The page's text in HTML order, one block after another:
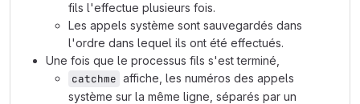
fils l'effectue plusieurs fois.
Les appels système sont sauvegardés dans
l'ordre dans lequel ils ont été effectués.
Une fois que le processus fils s'est terminé,
catchme affiche, les numéros des appels
système sur la même ligne, séparés par un